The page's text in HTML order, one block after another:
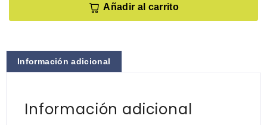
Añadir al carrito
Información adicional
Información adicional